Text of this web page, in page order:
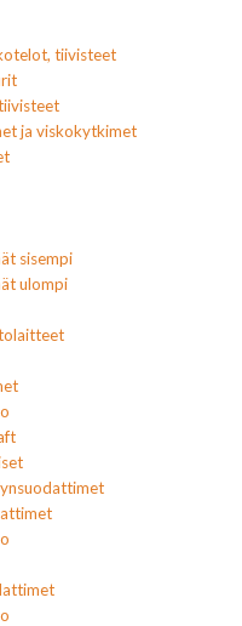
tiivisteet
ja viskokytkimet
sisempi
ulompi